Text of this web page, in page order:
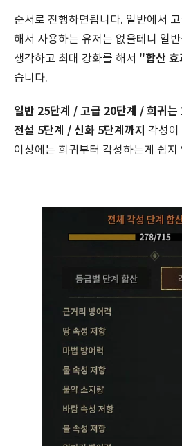
순서로 진행하면됩니다. 일반에서
해서 사용하는 유저는 없을테니 일
생각하고 최대 강화를 해서 "합산
습니다.
일반 25단계 / 고급 20단계 / 희귀
전설 5단계 / 신화 5단계까지 각성이
이상에는 희귀부터 각성하는게 쉽지